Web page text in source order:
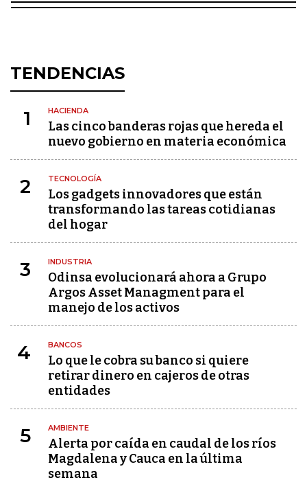
TENDENCIAS
1 HACIENDA
Las cinco banderas rojas que hereda el
nuevo gobierno en materia económica
2 TECNOLOGÍA
Los gadgets innovadores que están
transformando las tareas cotidianas
del hogar
3 INDUSTRIA
Odinsa evolucionará ahora a Grupo
Argos Asset Managment para el
manejo de los activos
4 BANCOS
Lo que le cobra su banco si quiere
retirar dinero en cajeros de otras
entidades
5 AMBIENTE
Alerta por caída en caudal de los ríos
Magdalena y Cauca en la última
semana